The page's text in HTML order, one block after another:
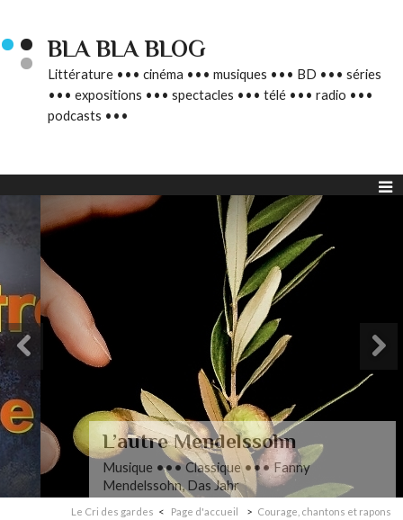
BLA BLA BLOG
Littérature ••• cinéma ••• musiques ••• BD ••• séries
••• expositions ••• spectacles ••• télé ••• radio •••
podcasts •••
L’autre Mendelssohn
Musique ••• Classique ••• Fanny
Mendelssohn, Das Jahr
Le Cri des gardes Page d'accueil Courage, chantons et rapons